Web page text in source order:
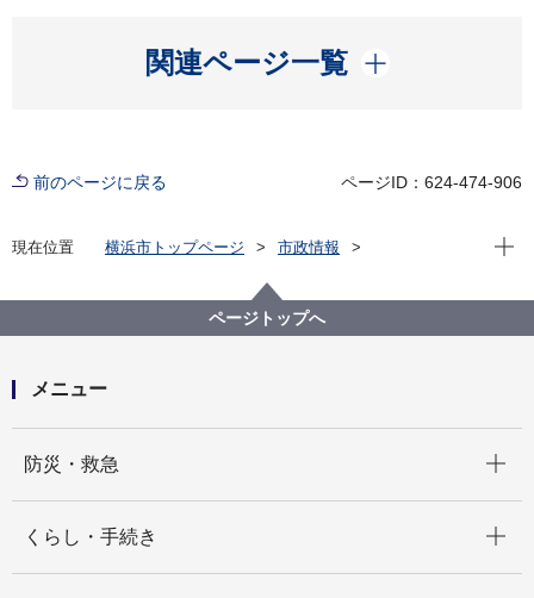
関連ページ一覧
開く
前のページに戻る ページID：624-474-906
現在位置 横浜市トップページ
市政情報
令和５年度横浜市の情報公開及び個人情報保護の運用
状況について
現在
ページトップへ
メニュー
防災・救急
くらし・手続き